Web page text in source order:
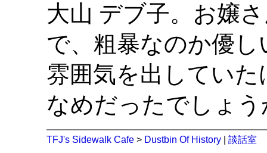
大山 デブ子。お嬢
で、粗暴なのか優
雰囲気を出してい
なめだったでしょう
TFJ's Sidewalk Cafe > Dustbin Of History |談話室